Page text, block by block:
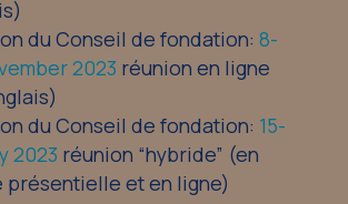
du Conseil de fondation: 8-
2023 réunion en ligne
du Conseil de fondation: 15-
2023 réunion “hybride” (en
présentielle et en ligne)